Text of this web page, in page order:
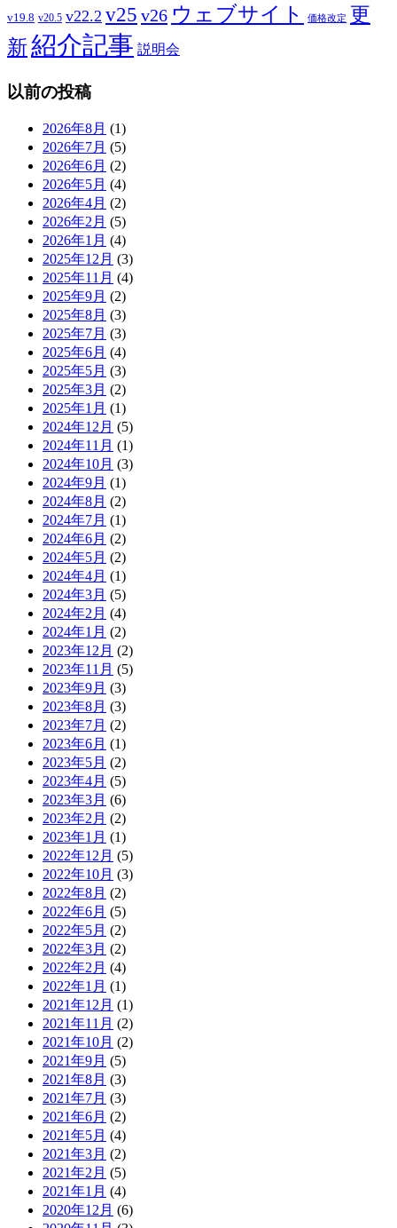
v19.8 v20.5 v22.2 v25 v26 ウェブサイト 価格改定 更
新 紹介記事 説明会
以前の投稿
2026年8月 (1)
2026年7月 (5)
2026年6月 (2)
2026年5月 (4)
2026年4月 (2)
2026年2月 (5)
2026年1月 (4)
2025年12月 (3)
2025年11月 (4)
2025年9月 (2)
2025年8月 (3)
2025年7月 (3)
2025年6月 (4)
2025年5月 (3)
2025年3月 (2)
2025年1月 (1)
2024年12月 (5)
2024年11月 (1)
2024年10月 (3)
2024年9月 (1)
2024年8月 (2)
2024年7月 (1)
2024年6月 (2)
2024年5月 (2)
2024年4月 (1)
2024年3月 (5)
2024年2月 (4)
2024年1月 (2)
2023年12月 (2)
2023年11月 (5)
2023年9月 (3)
2023年8月 (3)
2023年7月 (2)
2023年6月 (1)
2023年5月 (2)
2023年4月 (5)
2023年3月 (6)
2023年2月 (2)
2023年1月 (1)
2022年12月 (5)
2022年10月 (3)
2022年8月 (2)
2022年6月 (5)
2022年5月 (2)
2022年3月 (2)
2022年2月 (4)
2022年1月 (1)
2021年12月 (1)
2021年11月 (2)
2021年10月 (2)
2021年9月 (5)
2021年8月 (3)
2021年7月 (3)
2021年6月 (2)
2021年5月 (4)
2021年3月 (2)
2021年2月 (5)
2021年1月 (4)
2020年12月 (6)